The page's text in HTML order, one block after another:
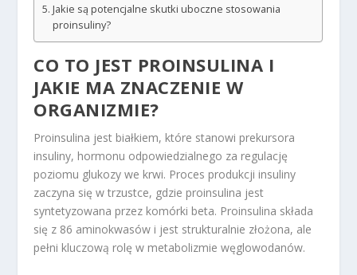
Jakie są potencjalne skutki uboczne stosowania
proinsuliny?
CO TO JEST PROINSULINA I
JAKIE MA ZNACZENIE W
ORGANIZMIE?
Proinsulina jest białkiem, które stanowi prekursora
insuliny, hormonu odpowiedzialnego za regulację
poziomu glukozy we krwi. Proces produkcji insuliny
zaczyna się w trzustce, gdzie proinsulina jest
syntetyzowana przez komórki beta. Proinsulina składa
się z 86 aminokwasów i jest strukturalnie złożona, ale
pełni kluczową rolę w metabolizmie węglowodanów.